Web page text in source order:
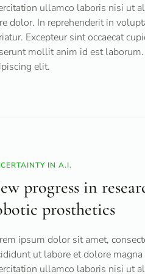
ullamco laboris nisi ut
dolor. In reprehenderit in
Excepteur sint occaecat
mollit anim id est
elit.
IN A.I.
progress in
prosthetics
ipsum dolor sit amet,
ut labore et dolore
ullamco laboris nisi ut